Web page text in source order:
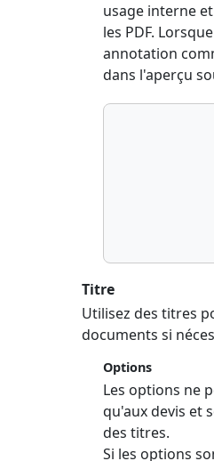
usage interne
les PDF.
annotation
dans l'aperçu
Titre
Utilisez des titres
documents si
Options
Les options ne
qu'aux devis et
des titres.
Si les options